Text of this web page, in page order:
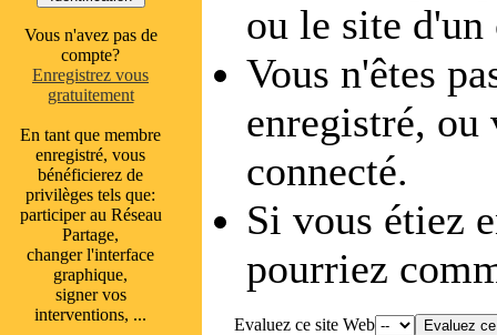
Vous n'avez pas de
compte?
Enregistrez vous
gratuitement
En tant que membre
enregistré, vous
bénéficierez de
privilèges tels que:
participer au Réseau
Partage,
changer l'interface
graphique,
signer vos
interventions, ...
ou le site
Vous n'êtes
enregistré, ou
connecté.
Si vous étiez
pourriez
Evaluez ce site Web